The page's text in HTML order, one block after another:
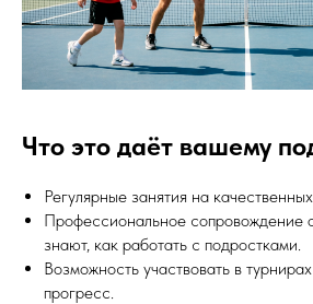
Что это даёт вашему
Регулярные занятия на
Профессиональное сопровождение
знают, как работать с подростками.
Возможность участвовать в
прогресс.